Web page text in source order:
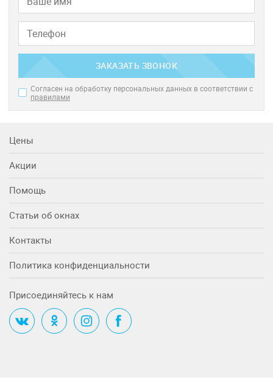
ЗАКАЗАТЬ ЗВОНОК
Согласен на обработку персональных данных в соответствии с
правилами
Цены
Акции
Помощь
Статьи об окнах
Контакты
Политика конфиденциальности
Присоединяйтесь к нам